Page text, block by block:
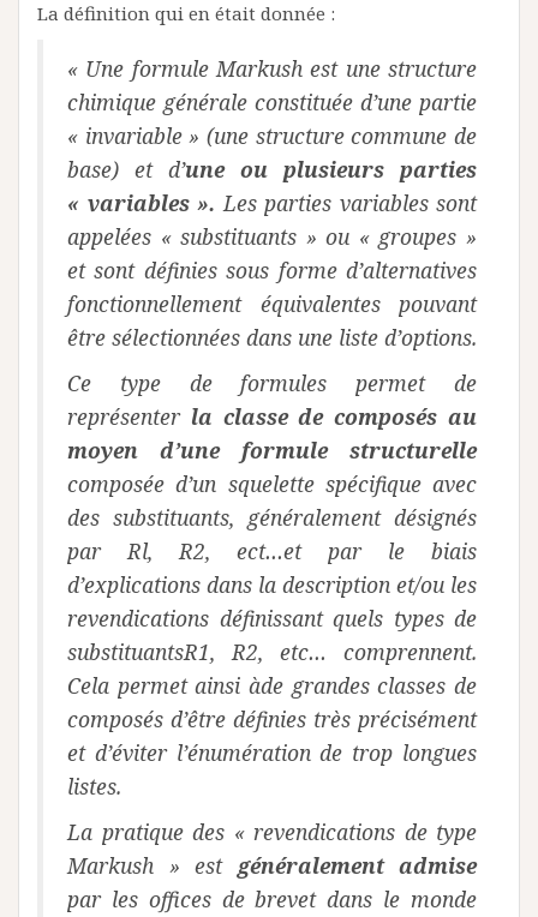
La définition qui en était donnée :
« Une formule Markush est une structure
chimique générale constituée d’une partie
« invariable » (une structure commune de
base) et d’une ou plusieurs parties
« variables ». Les parties variables sont
appelées « substituants » ou « groupes »
et sont définies sous forme d’alternatives
fonctionnellement équivalentes pouvant
être sélectionnées dans une liste d’options.
Ce type de formules permet de
représenterla classe de composés au
moyen d’une formule structurelle
composée d’un squelette spécifique avec
des substituants, généralement désignés
par Rl, R2, ect…et par le biais
d’explications dans la description et/ou les
revendications définissant quels types de
substituantsR1, R2, etc… comprennent.
Cela permet ainsi àde grandes classes de
composés d’être définies très précisément
et d’éviter l’énumération de trop longues
listes.
La pratique des « revendications de type
Markush » est généralement admise
par les offices de brevet dans le monde